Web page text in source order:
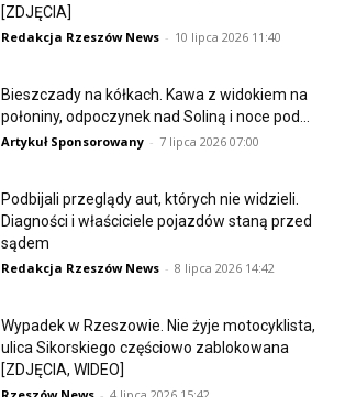
[ZDJĘCIA]
Redakcja Rzeszów News - 10 lipca 2026 11:40
Bieszczady na kółkach. Kawa z widokiem na
połoniny, odpoczynek nad Soliną i noce pod...
Artykuł Sponsorowany - 7 lipca 2026 07:00
Podbijali przeglądy aut, których nie widzieli.
Diagności i właściciele pojazdów staną przed
sądem
Redakcja Rzeszów News - 8 lipca 2026 14:42
Wypadek w Rzeszowie. Nie żyje motocyklista,
ulica Sikorskiego częściowo zablokowana
[ZDJĘCIA, WIDEO]